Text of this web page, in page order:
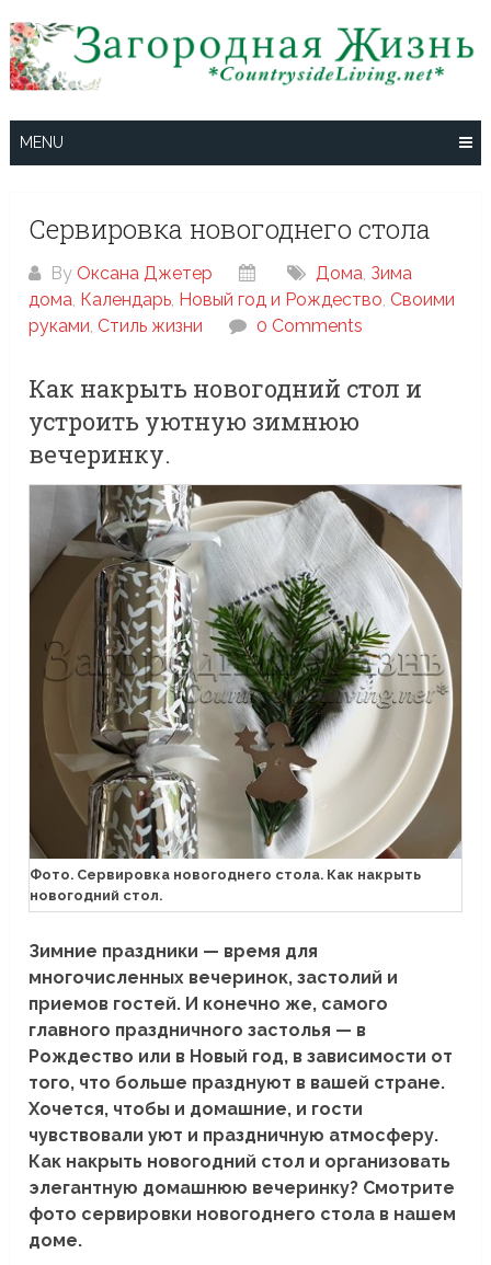
to
content
MENU
Сервировка новогоднего стола
By Оксана Джетер Дома, Зима
дома, Календарь, Новый год и Рождество, Своими
руками, Стиль жизни 0 Comments
Как накрыть новогодний стол и
устроить уютную зимнюю
вечеринку.
Фото. Сервировка новогоднего стола. Как накрыть
новогодний стол.
Зимние праздники — время для
многочисленных вечеринок, застолий и
приемов гостей. И конечно же, самого
главного праздничного застолья — в
Рождество или в Новый год, в зависимости от
того, что больше празднуют в вашей стране.
Хочется, чтобы и домашние, и гости
чувствовали уют и праздничную атмосферу.
Как накрыть новогодний стол и организовать
элегантную домашнюю вечеринку? Смотрите
фото сервировки новогоднего стола в нашем
доме.